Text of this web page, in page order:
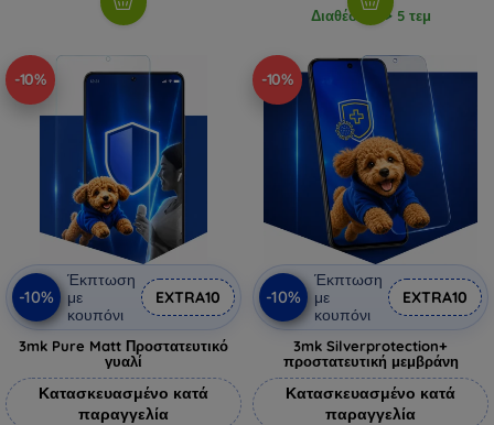
Διαθέσιμο > 5 τεμ
-10%
-10%
Έκπτωση
με
κουπόνι
EXTRA10
3mk Pure Matt Προστατευτικό
γυαλί
Κατασκευασμένο κατά
παραγγελία
-10%
-10%
Έκπτωση
με
κουπόνι
EXTRA10
3mk Silverprotection+
προστατευτική μεμβράνη
Κατασκευασμένο κατά
παραγγελία